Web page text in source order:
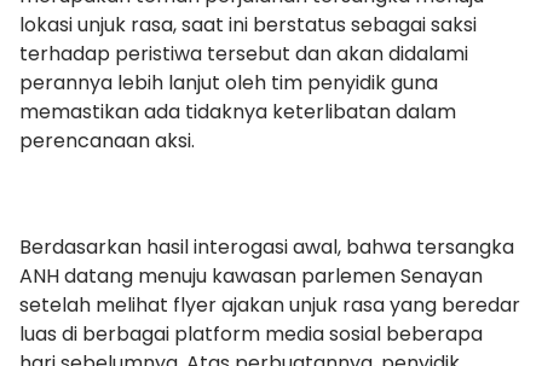
lokasi unjuk rasa, saat ini berstatus sebagai saksi
terhadap peristiwa tersebut dan akan didalami
perannya lebih lanjut oleh tim penyidik guna
memastikan ada tidaknya keterlibatan dalam
perencanaan aksi.
Berdasarkan hasil interogasi awal, bahwa tersangka
ANH datang menuju kawasan parlemen Senayan
setelah melihat flyer ajakan unjuk rasa yang beredar
luas di berbagai platform media sosial beberapa